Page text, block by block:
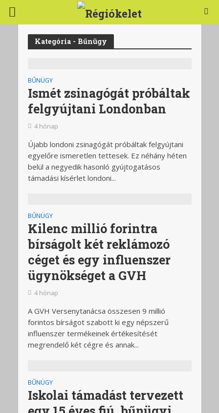
Kategória - Bűnügy
BŰNÜGY
Ismét zsinagógát próbáltak
felgyújtani Londonban
4 hónap
Újabb londoni zsinagógát próbáltak felgyújtani
egyelőre ismeretlen tettesek. Ez néhány héten
belül a negyedik hasonló gyújtogatásos
támadási kísérlet londoni...
BŰNÜGY
Kilenc millió forintra
bírságolt két reklámozó
céget és egy influenszer
ügynökséget a GVH
4 hónap
A GVH Versenytanácsa összesen 9 millió
forintos bírságot szabott ki egy népszerű
influenszer termékeinek értékesítését
megrendelő két cégre és annak...
BŰNÜGY
Iskolai támadást tervezett